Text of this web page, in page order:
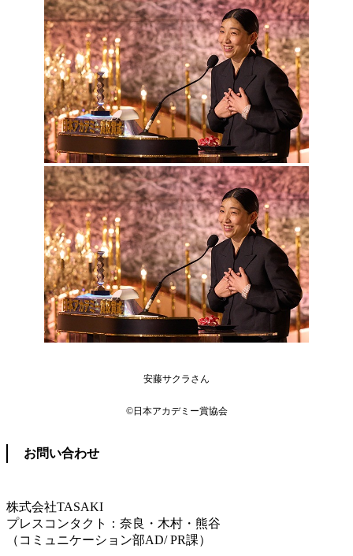
安藤サクラさん
©日本アカデミー賞協会
お問い合わせ
株式会社TASAKI
プレスコンタクト：奈良・木村・熊谷
（コミュニケーション部AD/ PR課）